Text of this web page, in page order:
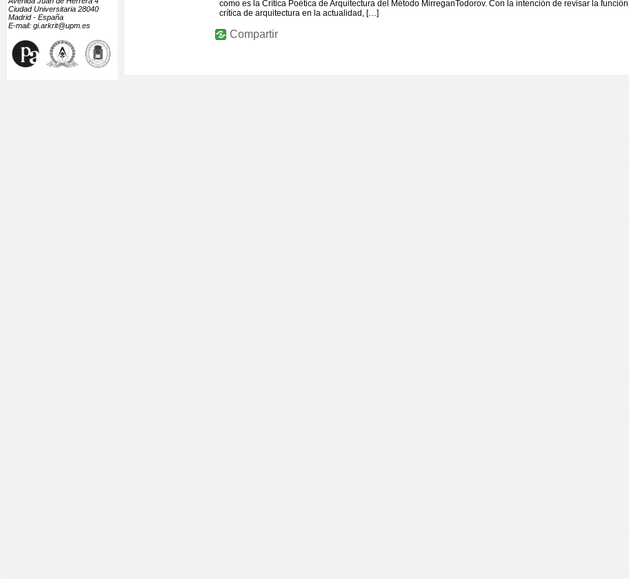
Ciudad Universitaria 28040
Madrid - España
E-mail: gi.arkrit@upm.es
como es la Crítica Poética de Arquitectura del Método MirreganTodorov. Con la intención de revisar la
crítica de arquitectura en la actualidad, […]
Compartir